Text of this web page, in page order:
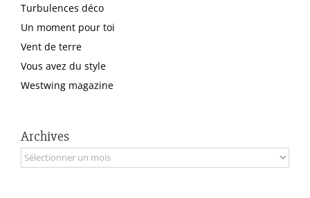
Turbulences déco
Un moment pour toi
Vent de terre
Vous avez du style
Westwing magazine
Archives
Archives